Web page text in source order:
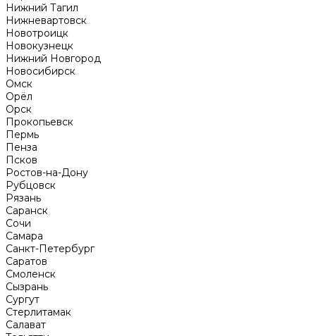
Нижний Тагил
Нижневартовск
Новотроицк
Новокузнецк
Нижний Новгород
Новосибирск
Омск
Орёл
Орск
Прокопьевск
Пермь
Пенза
Псков
Ростов-на-Дону
Рубцовск
Рязань
Саранск
Сочи
Самара
Санкт-Петербург
Саратов
Смоленск
Сызрань
Сургут
Стерлитамак
Салават